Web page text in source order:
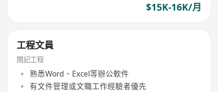
$15K-16K/月
工程文員
閩記工程
熟悉Word、Excel等辦公軟件
有文件管理或文職工作經驗者優先